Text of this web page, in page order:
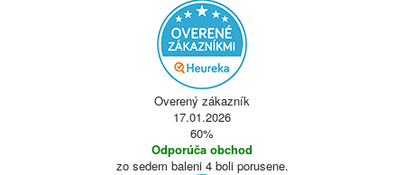
Overený zákazník
17.01.2026
60%
Odporúča obchod
zo sedem baleni 4 boli porusene.